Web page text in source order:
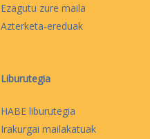
Ezagutu zure maila
Azterketa-ereduak
Liburutegia
HABE liburutegia
Irakurgai mailakatuak